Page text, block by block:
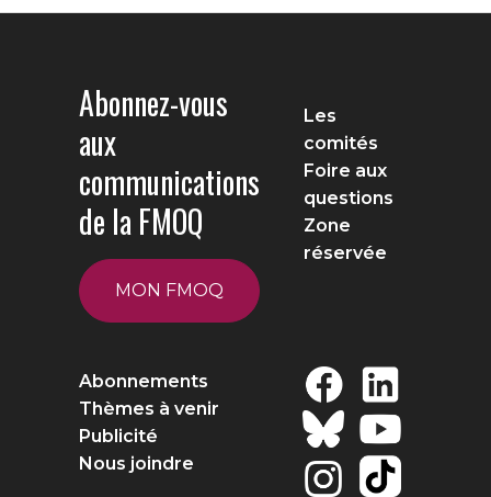
Abonnez-vous
aux
communications
de la FMOQ
MON FMOQ
Les
comités
Foire aux
questions
Zone
réservée
Abonnements
Thèmes à venir
Publicité
Nous joindre